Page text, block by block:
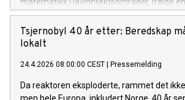
landsdekkende norsk studie som
grunnskolen.
Tsjernobyl 40 år etter: Beredskap
lokalt
24.4.2026 08:00:00 CEST Pressemelding
Da reaktoren eksploderte, rammet det